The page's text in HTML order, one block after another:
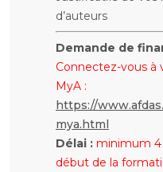
d’auteurs
Demande de
Connectez-vous à
MyA :
https://
mya.html
Délai : minimum 4
début de la